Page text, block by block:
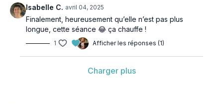
Isabelle C. avril 04, 2025
Finalement, heureusement qu’elle n’est pas plus
longue, cette séance 😂 ça chauffe !
1 Afficher les réponses (1)
Charger plus